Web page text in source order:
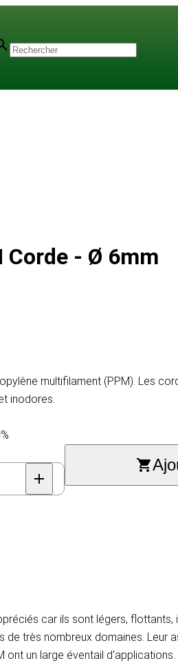
Corde - Ø 6mm
multifilament (PPM). Les
inodores.
car ils sont légers, flottants,
très nombreux domaines. Leur
un large éventail